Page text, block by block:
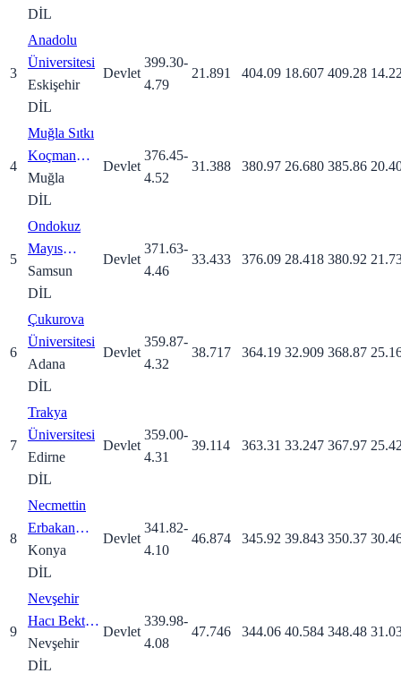
DİL
3
Anadolu
Üniversitesi
Eskişehir
DİL
Devlet
399.30-
4.79
21.891 404.09 18.607 409.28
4
Muğla Sıtkı
Koçman
Üniversitesi
Muğla
DİL
Devlet
376.45-
4.52
31.388 380.97 26.680 385.86
5
Ondokuz
Mayıs
Üniversitesi
Samsun
DİL
Devlet
371.63-
4.46
33.433 376.09 28.418 380.92
6
Çukurova
Üniversitesi
Adana
DİL
Devlet
359.87-
4.32
38.717 364.19 32.909 368.87
7
Trakya
Üniversitesi
Edirne
DİL
Devlet
359.00-
4.31
39.114 363.31 33.247 367.97
8
Necmettin
Erbakan
Üniversitesi
Konya
DİL
Devlet
341.82-
4.10
46.874 345.92 39.843 350.37
9
Nevşehir
Hacı Bektaş
Veli
Üniversitesi
Nevşehir
DİL
Devlet
339.98-
4.08
47.746 344.06 40.584 348.48